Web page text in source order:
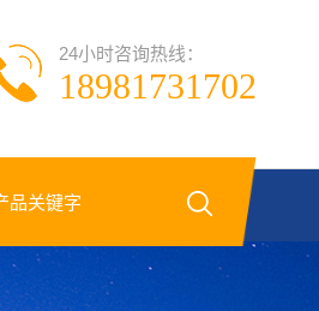
24小时咨询热线：
18981731702